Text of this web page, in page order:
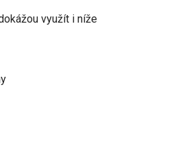
využít i níže